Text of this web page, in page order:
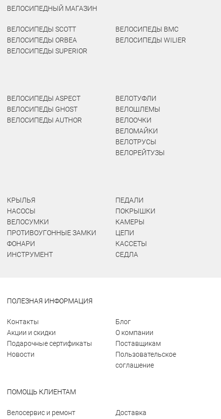
ВЕЛОСИПЕДНЫЙ МАГАЗИН
ВЕЛОСИПЕДЫ SCOTT
ВЕЛОСИПЕДЫ ORBEA
ВЕЛОСИПЕДЫ SUPERIOR
ВЕЛОСИПЕДЫ BMC
ВЕЛОСИПЕДЫ WILIER
ВЕЛОСИПЕДЫ ASPECT
ВЕЛОСИПЕДЫ GHOST
ВЕЛОСИПЕДЫ AUTHOR
ВЕЛОТУФЛИ
ВЕЛОШЛЕМЫ
ВЕЛООЧКИ
ВЕЛОМАЙКИ
ВЕЛОТРУСЫ
ВЕЛОРЕЙТУЗЫ
КРЫЛЬЯ
НАСОСЫ
ВЕЛОСУМКИ
ПРОТИВОУГОННЫЕ ЗАМКИ
ФОНАРИ
ИНСТРУМЕНТ
ПЕДАЛИ
ПОКРЫШКИ
КАМЕРЫ
ЦЕПИ
КАССЕТЫ
СЕДЛА
ПОЛЕЗНАЯ ИНФОРМАЦИЯ
Контакты
Акции и скидки
Подарочные сертификаты
Новости
Блог
О компании
Поставщикам
Пользовательское
соглашение
ПОМОЩЬ КЛИЕНТАМ
Велосервис и ремонт
Доставка